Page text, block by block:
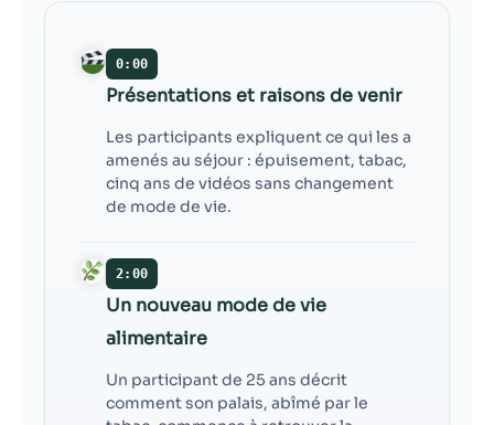
0:00
Présentations et raisons de venir
Les participants expliquent ce qui les a
amenés au séjour : épuisement, tabac,
cinq ans de vidéos sans changement
de mode de vie.
2:00
Un nouveau mode de vie
alimentaire
Un participant de 25 ans décrit
comment son palais, abîmé par le